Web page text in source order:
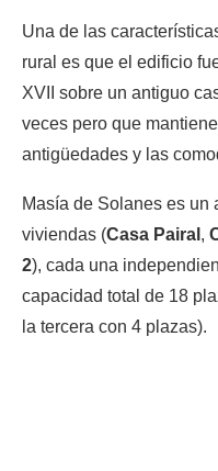
Una de las
rural es que el edificio
XVII sobre un antiguo
veces pero que
antigüedades y las
Masía de Solanes es un
viviendas (Casa Pairal ,
2), cada una
capacidad total de 18
la tercera con 4 plazas).